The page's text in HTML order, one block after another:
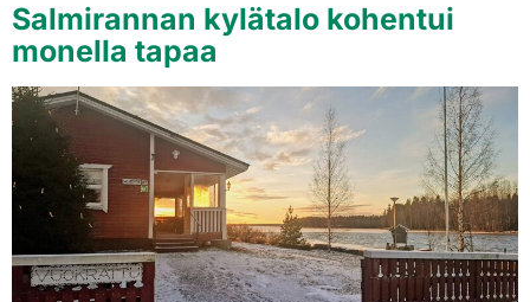
Salmirannan kylätalo kohentui
monella tapaa